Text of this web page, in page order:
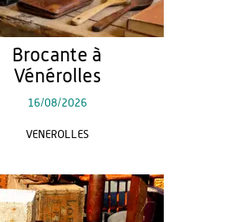
Brocante à
Vénérolles
16/08/2026
VENEROLLES